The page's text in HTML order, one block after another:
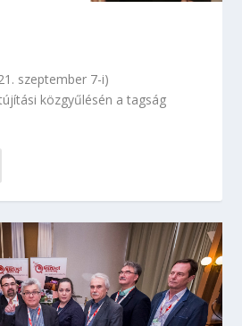
szeptember 7-i)
közgyűlésén a tagság